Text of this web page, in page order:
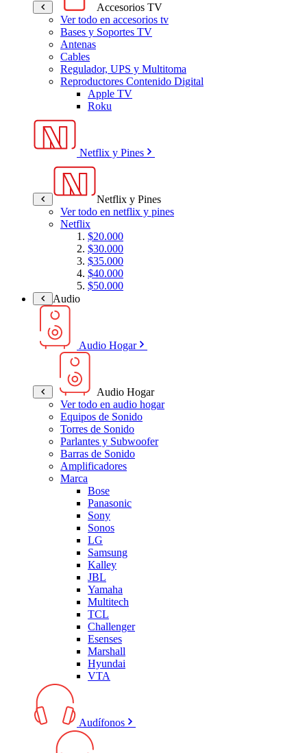
Accesorios TV
Ver todo en accesorios tv
Bases y Soportes TV
Antenas
Cables
Regulador, UPS y Multitoma
Reproductores Contenido Digital
Apple TV
Roku
Netflix y Pines
Netflix y Pines
Ver todo en netflix y pines
Netflix
$20.000
$30.000
$35.000
$40.000
$50.000
Audio
Audio Hogar
Audio Hogar
Ver todo en audio hogar
Equipos de Sonido
Torres de Sonido
Parlantes y Subwoofer
Barras de Sonido
Amplificadores
Marca
Bose
Panasonic
Sony
Sonos
LG
Samsung
Kalley
JBL
Yamaha
Multitech
TCL
Challenger
Esenses
Marshall
Hyundai
VTA
Audífonos